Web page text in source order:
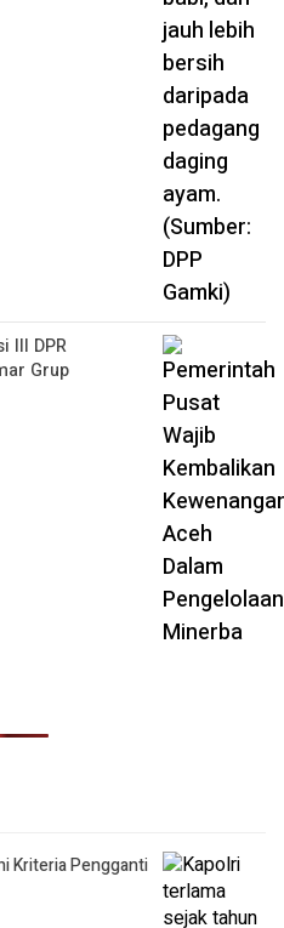
III DPR
Grup
Kriteria Pengganti